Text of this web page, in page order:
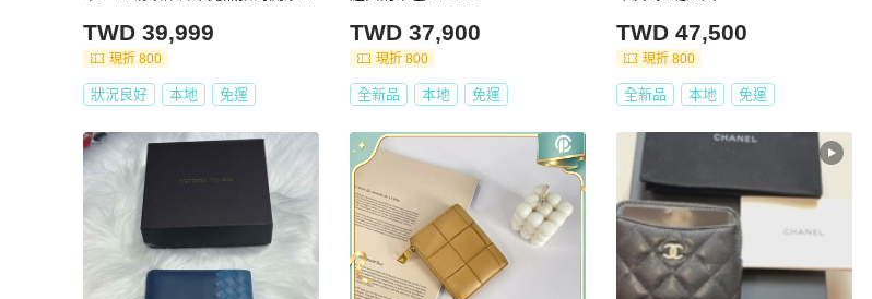
TWD 39,999
現折 800
狀況良好 本地 免運
TWD 37,900
現折 800
全新品 本地 免運
TWD 47,500
現折 800
全新品 本地 免運